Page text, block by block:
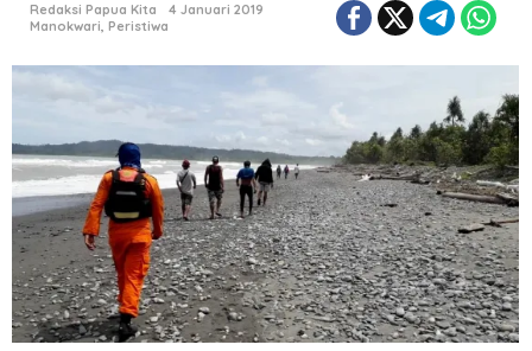
Redaksi Papua Kita
4 Januari 2019
Manokwari, Peristiwa